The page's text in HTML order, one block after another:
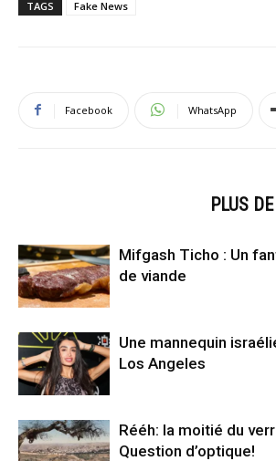
TAGS Fake News
Facebook WhatsApp
PLUS
Mifgash Ticho : Un
de viande
Une mannequin
Los Angeles
Rééh: la moitié du
Question d’optique!